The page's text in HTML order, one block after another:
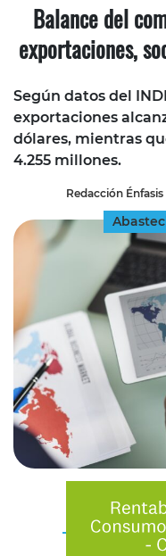
Balance del
exportaciones,
Según datos del
exportaciones
dólares, mientras
4.255 millones.
Redacción